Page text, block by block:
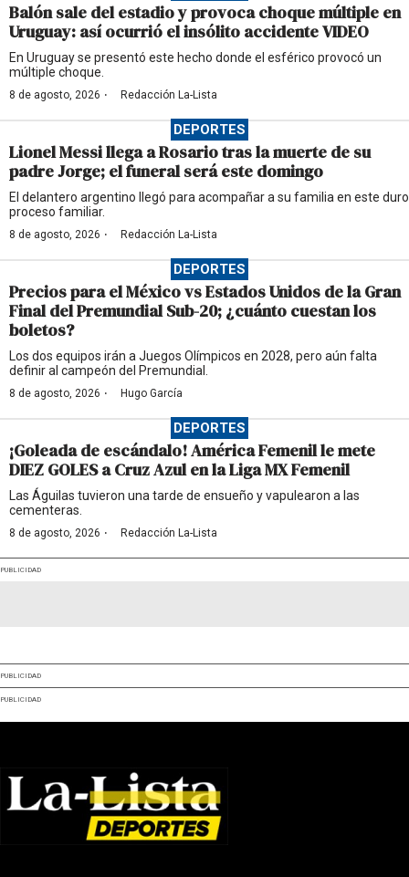
Balón sale del estadio y provoca choque múltiple en
Uruguay: así ocurrió el insólito accidente VIDEO
En Uruguay se presentó este hecho donde el esférico provocó un
múltiple choque.
8 de agosto, 2026 · Redacción La-Lista
DEPORTES
Lionel Messi llega a Rosario tras la muerte de su
padre Jorge; el funeral será este domingo
El delantero argentino llegó para acompañar a su familia en este duro
proceso familiar.
8 de agosto, 2026 · Redacción La-Lista
DEPORTES
Precios para el México vs Estados Unidos de la Gran
Final del Premundial Sub-20; ¿cuánto cuestan los
boletos?
Los dos equipos irán a Juegos Olímpicos en 2028, pero aún falta
definir al campeón del Premundial.
8 de agosto, 2026 · Hugo García
DEPORTES
¡Goleada de escándalo! América Femenil le mete
DIEZ GOLES a Cruz Azul en la Liga MX Femenil
Las Águilas tuvieron una tarde de ensueño y vapulearon a las
cementeras.
8 de agosto, 2026 · Redacción La-Lista
PUBLICIDAD
PUBLICIDAD
PUBLICIDAD